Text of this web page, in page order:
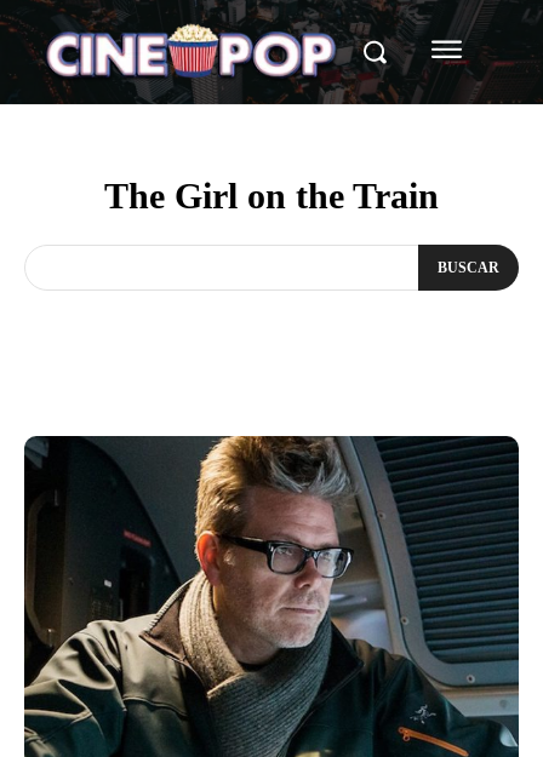
The Girl on the Train
BUSCAR